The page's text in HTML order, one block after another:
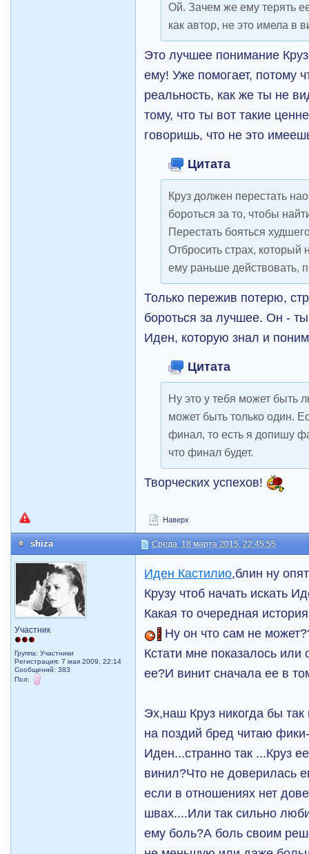
Ой. Зачем же ему терять
как автор, не это имела в
Это лучшее понимание
ему! Уже помогает, потому
реальность, как же ты не
тому, что ты вот такие
говоришь, что не это
Цитата
Круз должен перестать
бороться за то, чтобы
Перестать бояться
Отбросить страх,
ему раньше действовать,
Только пережив потерю,
бороться за лучшее. Он -
Иден, которую знал и
Цитата
Ну это у тебя может быть
может быть только один.
финал, то есть я допишу
что финал будет.
Творческих успехов!
Наверх
shiza Среда, 18 марта 2015, 22:45:55
Участник
Группа: Участники
Регистрация: 7 мая 2009, 22:14
Сообщений: 383
Пол:
Иден Кастилио,блин ну
Крузу чтоб начать искать
Какая то очередная
Ну он что сам не
Кстати мне показалось
ее?И винит сначала ее в
Эх,наш Круз никогда бы
на поздий бред читаю
Иден...странно так ...Круз
винил?Что не доверилась
если в отношениях нет
швах....Или так сильно
ему боль?А боль своим